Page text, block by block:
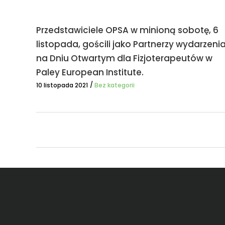
Przedstawiciele OPSA w minioną sobotę, 6
listopada, gościli jako Partnerzy
na Dniu Otwartym dla Fizjoterapeutów w
Paley European Institute.
10 listopada 2021 Bez kategorii